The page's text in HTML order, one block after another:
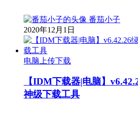
番茄小子
2020年12月1日
电脑上传下载
【IDM下载器|电脑】
神级下载工具